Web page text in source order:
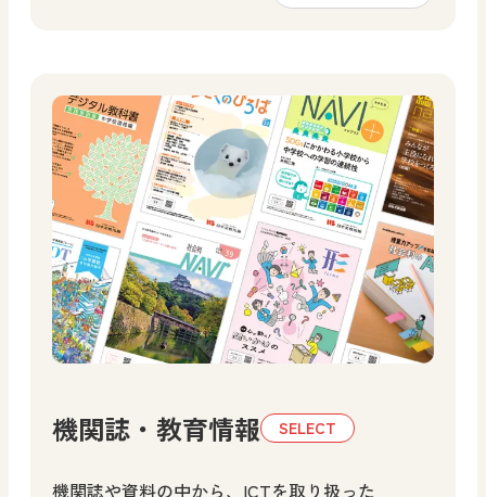
機関誌・教育情報
機関誌や資料の中から、ICTを取り扱った